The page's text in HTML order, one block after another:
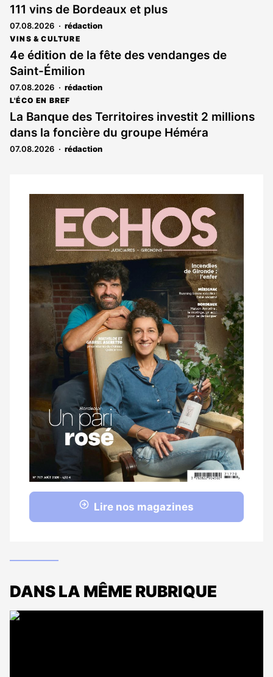
111 vins de Bordeaux et plus
07.08.2026 rédaction
VINS & CULTURE
4e édition de la fête des vendanges de
Saint-Émilion
07.08.2026 rédaction
L'ÉCO EN BREF
La Banque des Territoires investit 2 millions
dans la foncière du groupe Héméra
07.08.2026 rédaction
Notre
dernier
magazine
Lire nos magazines
DANS LA MÊME RUBRIQUE